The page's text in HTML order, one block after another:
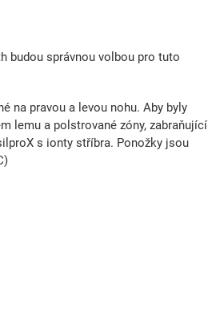
budou správnou volbou pro tuto
na pravou a levou nohu. Aby byly
lemu a polstrované zóny, zabraňující
s ionty stříbra. Ponožky jsou